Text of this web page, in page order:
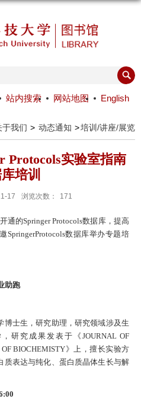
站内搜索 网站地图 English
于我们 动态通知 培训/讲座/展览
Protocols实验室指南
培训
17 浏览次数： 171
通的Springer Protocols数据库，提高
SpringerProtocols数据库举办专题培
助跑
博士生，研究助理，研究领域涉及生
研究成果发表于《JOURNAL OF
BIOCHEMISTY》上，擅长实验方
质表达与纯化、蛋白质晶体生长与解